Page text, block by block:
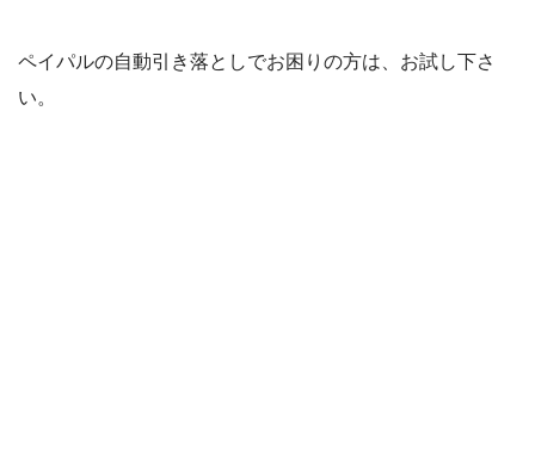
ペイパルの自動引き落としでお困りの方は、お試し下さ
い。